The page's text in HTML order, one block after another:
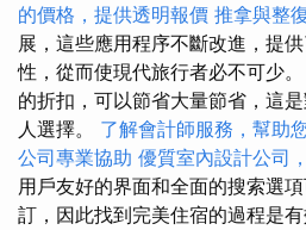
的價格，提供透明報價 推拿與整
展，這些應用程序不斷改進，提
性，從而使現代旅行者必不可少
的折扣，可以節省大量節省，這
人選擇。 了解會計師服務，幫助
公司專業協助 優質室內設計公司
用戶友好的界面和全面的搜索選
訂，因此找到完美住宿的過程是